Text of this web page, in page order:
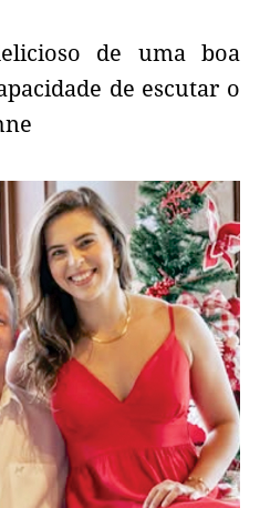
de uma boa
de escutar o